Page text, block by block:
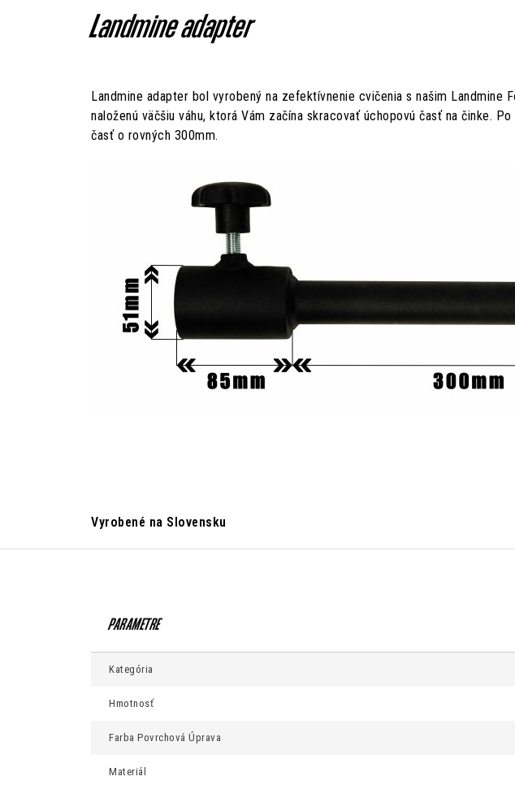
Landmine adapter
Landmine adapter bol vyrobený na zefektívnenie cvičenia s našim Landmine
naloženú väčšiu váhu, ktorá Vám začína skracovať úchopovú časť na činke.
časť o rovných 300mm.
Vyrobené na Slovensku
Kategória
Hmotnosť
Farba Povrchová Úprava
Materiál